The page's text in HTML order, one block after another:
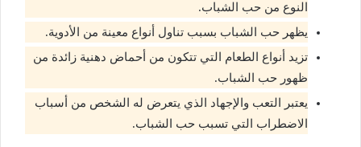
النوع من حب الشباب.
يظهر حب الشباب بسبب تناول أنواع معينة من الأدوية.
تزيد أنواع الطعام التي تتكون من أحماض دهنية زائدة من
ظهور حب الشباب.
يعتبر التعب والإجهاد الذي يتعرض له الشخص من أسباب
الاضطراب التي تسبب حب الشباب.